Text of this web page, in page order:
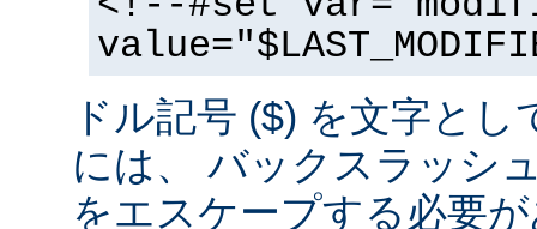
ドル記号 ($) を文字と
には、 バックスラッシ
をエスケープする必要